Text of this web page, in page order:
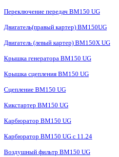
Переключение передач BM150 UG
Двигатель(правый картер) ВМ150UG
Двигатель (левый картер) BM150X UG
Крышка генератора BM150 UG
Крышка сцепления BM150 UG
Сцепление BM150 UG
Кикстартер BM150 UG
Карбюратор BM150 UG
Карбюратор BM150 UG с 11.24
Воздушный фильтр BM150 UG